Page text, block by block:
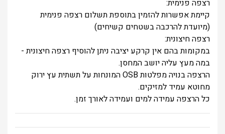
רצפה פנימית:
קיימת אפשרות להזמין בתוספת תשלום רצפה פנימית
(מיועדת להרכבה בשטחים קשיחים)
רצפה חיצונית:
במקומות בהם אין קרקע יציבה ניתן להוסיף רצפה חיצונית -
במה מעץ עליה יושב המחסן.
הרצפה בנויה מפלטות OSB המונחות על תשתית עץ ירוק
מחוטא עמיד למזיקים.
כל הרצפה עמידה למים ועמידה לאורך זמן.